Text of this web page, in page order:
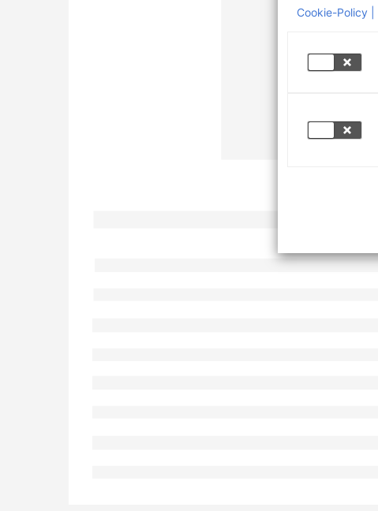
Cookie-Policy |